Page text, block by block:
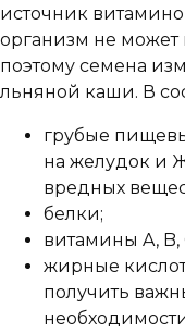
источник
организм не может
поэтому семена
льняной каши. В
грубые
на желудок и
вредных
белки;
витамины A, B,
жирные
получить